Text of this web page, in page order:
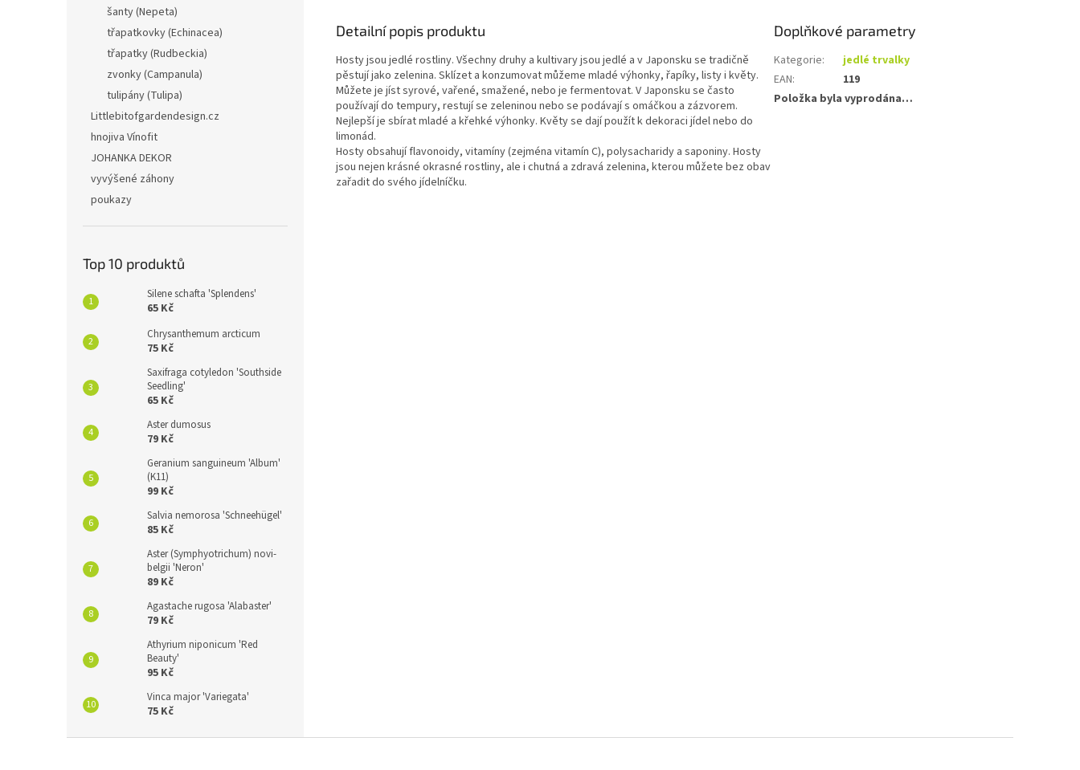
šanty (Nepeta)
třapatkovky (Echinacea)
třapatky (Rudbeckia)
zvonky (Campanula)
tulipány (Tulipa)
Littlebitofgardendesign.cz
hnojiva Vínofit
JOHANKA DEKOR
vyvýšené záhony
poukazy
Top 10 produktů
Silene schafta 'Splendens'
65 Kč
Chrysanthemum arcticum
75 Kč
Saxifraga cotyledon 'Southside
Seedling'
65 Kč
Aster dumosus
79 Kč
Geranium sanguineum 'Album'
(K11)
99 Kč
Salvia nemorosa 'Schneehügel'
85 Kč
Aster (Symphyotrichum) novi-
belgii 'Neron'
89 Kč
Agastache rugosa 'Alabaster'
79 Kč
Athyrium niponicum 'Red
Beauty'
95 Kč
Vinca major 'Variegata'
75 Kč
Detailní popis produktu
Hosty jsou jedlé rostliny. Všechny druhy a kultivary jsou jedlé a v Japonsku se tradičně
pěstují jako zelenina. Sklízet a konzumovat můžeme mladé výhonky, řapíky, listy i květy.
Můžete je jíst syrové, vařené, smažené, nebo je fermentovat. V Japonsku se často
používají do tempury, restují se zeleninou nebo se podávají s omáčkou a zázvorem.
Nejlepší je sbírat mladé a křehké výhonky. Květy se dají použít k dekoraci jídel nebo do
limonád.
Hosty obsahují flavonoidy, vitamíny (zejména vitamín C), polysacharidy a saponiny. Hosty
jsou nejen krásné okrasné rostliny, ale i chutná a zdravá zelenina, kterou můžete bez obav
zařadit do svého jídelníčku.
Doplňkové parametry
Kategorie:
jedlé trvalky
EAN:
119
Položka byla vyprodána…